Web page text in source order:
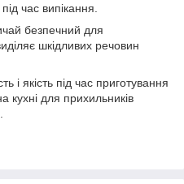
час випікання.
безпечний для
шкідливих речовин
і якість під час приготування
кухні для прихильників